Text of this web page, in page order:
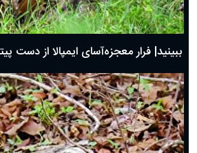
ببینید| فرار معجزه‌آسای ایمپالا از دست